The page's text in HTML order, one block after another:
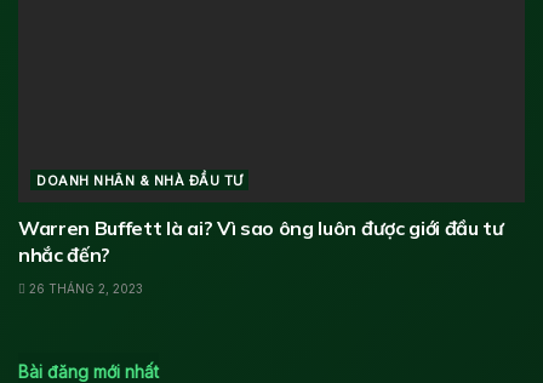
DOANH NHÂN & NHÀ ĐẦU TƯ
Warren Buffett là ai? Vì sao ông luôn được giới đầu tư
nhắc đến?
26 THÁNG 2, 2023
Bài đăng mới nhất